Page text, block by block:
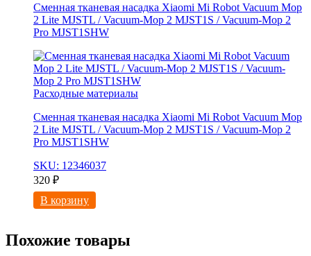
Сменная тканевая насадка Xiaomi Mi Robot Vacuum Mop
2 Lite MJSTL / Vacuum-Mop 2 MJST1S / Vacuum-Mop 2
Pro MJST1SHW
Расходные материалы
Сменная тканевая насадка Xiaomi Mi Robot Vacuum Mop
2 Lite MJSTL / Vacuum-Mop 2 MJST1S / Vacuum-Mop 2
Pro MJST1SHW
SKU: 12346037
320 ₽
В корзину
Похожие товары